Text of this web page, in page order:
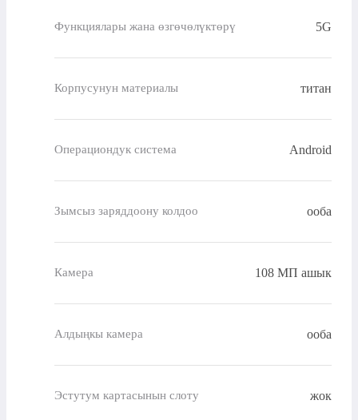
Функциялары жана өзгөчөлүктөрү 5G
Корпусунун материалы титан
Операциондук система Android
Зымсыз заряддоону колдоо ооба
Камера 108 МП ашык
Алдыңкы камера ооба
Эстутум картасынын слоту жок